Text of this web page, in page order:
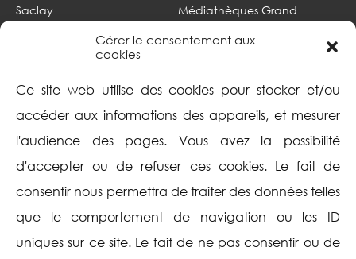
Gérer le consentement aux
cookies
Ce site web utilise des cookies pour stocker et/ou
accéder aux informations des appareils, et mesurer
l'audience des pages. Vous avez la possibilité
d'accepter ou de refuser ces cookies. Le fait de
consentir nous permettra de traiter des données telles
que le comportement de navigation ou les ID
uniques sur ce site. Le fait de ne pas consentir ou de
Saclay
Portail documentaire
Médiathèques Grand
Mentions légales
Politique de cookies
(UE)
Aide Suivez-nous